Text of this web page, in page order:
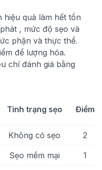
hiệu quả làm hết tổn
, mức độ sẹo và
phận và thực thể.
để lượng hóa.
chí đánh giá bằng
Tình trạng sẹo Điểm
Không có sẹo 2
Sẹo mềm mại 1